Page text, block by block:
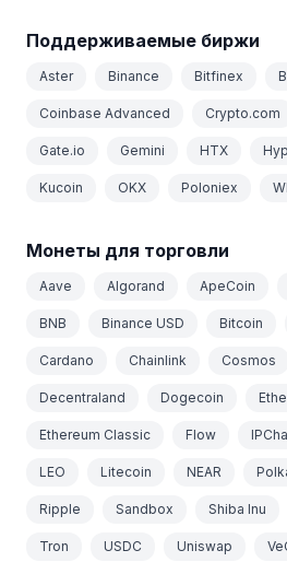
Поддерживаемые биржи
Aster Binance Bitfinex
Coinbase Advanced Crypto.com
Gate.io Gemini HTX
Kucoin OKX Poloniex
Монеты для торговли
Aave Algorand ApeCoin
BNB Binance USD Bitcoin
Cardano Chainlink Cosmos
Decentraland Dogecoin
Ethereum Classic Flow
LEO Litecoin NEAR
Ripple Sandbox Shiba Inu
Tron USDC Uniswap